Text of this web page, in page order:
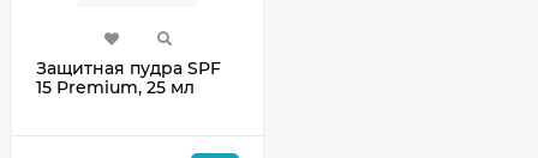
Защитная пудра SPF
15 Premium, 25 мл